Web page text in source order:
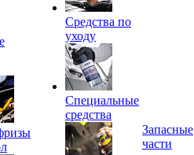
Средства по
уходу
Специальные
средства
Запасные
части